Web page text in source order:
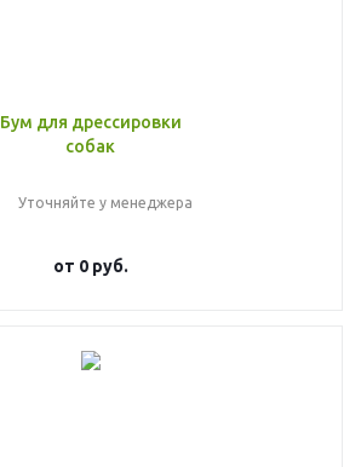
Бум для дрессировки
собак
Уточняйте у менеджера
от 0 руб.